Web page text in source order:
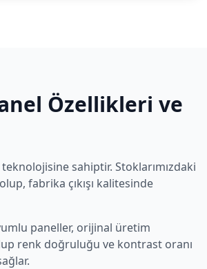
Özellikleri ve
sahiptir. Stoklarımızdaki
fabrika çıkışı kalitesinde
paneller, orijinal üretim
renk doğruluğu ve kontrast oranı